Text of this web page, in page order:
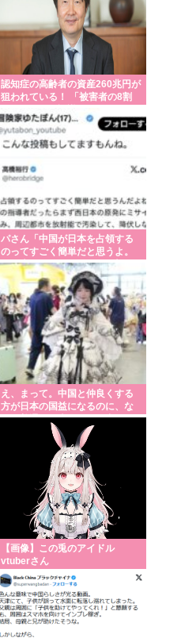
認知症の高齢者の資産260兆円が
狙われている！ 「被害者の8割
パさん「中国が日本を占領する
のってすごく簡単だと思うよ。
西日本の原発にミサイルを撃ち
込めばいい」
え、まって。中国と仲良くする
方が日本の国益になるのに、な
んで普通の日本人さんは中国に
ずっとケンカを売ってるの
【画像】この兎のアイドル
vtuberさん